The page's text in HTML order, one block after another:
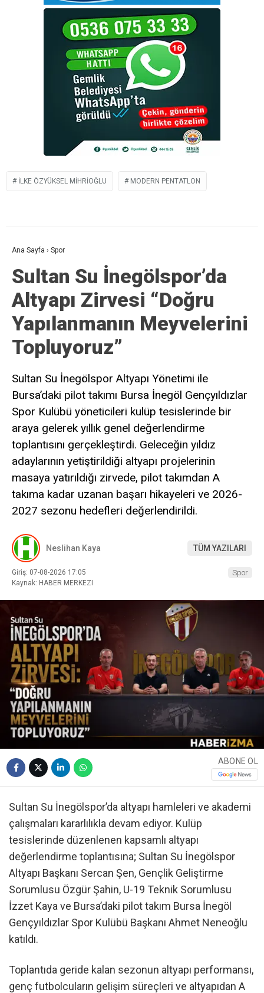
İLKE ÖZYÜKSEL MIHRIOĞLU MODERN PENTATLON
Ana Sayfa › Spor
Sultan Su İnegölspor’da
Altyapı Zirvesi “Doğru
Yapılanmanın Meyvelerini
Topluyoruz”
Sultan Su İnegölspor Altyapı Yönetimi ile
Bursa’daki pilot takımı Bursa İnegöl Gençyıldızlar
Spor Kulübü yöneticileri kulüp tesislerinde bir
araya gelerek yıllık genel değerlendirme
toplantısını gerçekleştirdi. Geleceğin yıldız
adaylarının yetiştirildiği altyapı projelerinin
masaya yatırıldığı zirvede, pilot takımdan A
takıma kadar uzanan başarı hikayeleri ve 2026-
2027 sezonu hedefleri değerlendirildi.
Neslihan Kaya TÜM YAZILARI
Giriş: 07-08-2026 17:05
Kaynak: HABER MERKEZI
Spor
ABONE OL
Sultan Su İnegölspor’da altyapı hamleleri ve akademi
çalışmaları kararlılıkla devam ediyor. Kulüp
tesislerinde düzenlenen kapsamlı altyapı
değerlendirme toplantısına; Sultan Su İnegölspor
Altyapı Başkanı Sercan Şen, Gençlik Geliştirme
Sorumlusu Özgür Şahin, U-19 Teknik Sorumlusu
İzzet Kaya ve Bursa’daki pilot takım Bursa İnegöl
Gençyıldızlar Spor Kulübü Başkanı Ahmet Neneoğlu
katıldı.
Toplantıda geride kalan sezonun altyapı performansı,
genç futbolcuların gelişim süreçleri ve altyapıdan A